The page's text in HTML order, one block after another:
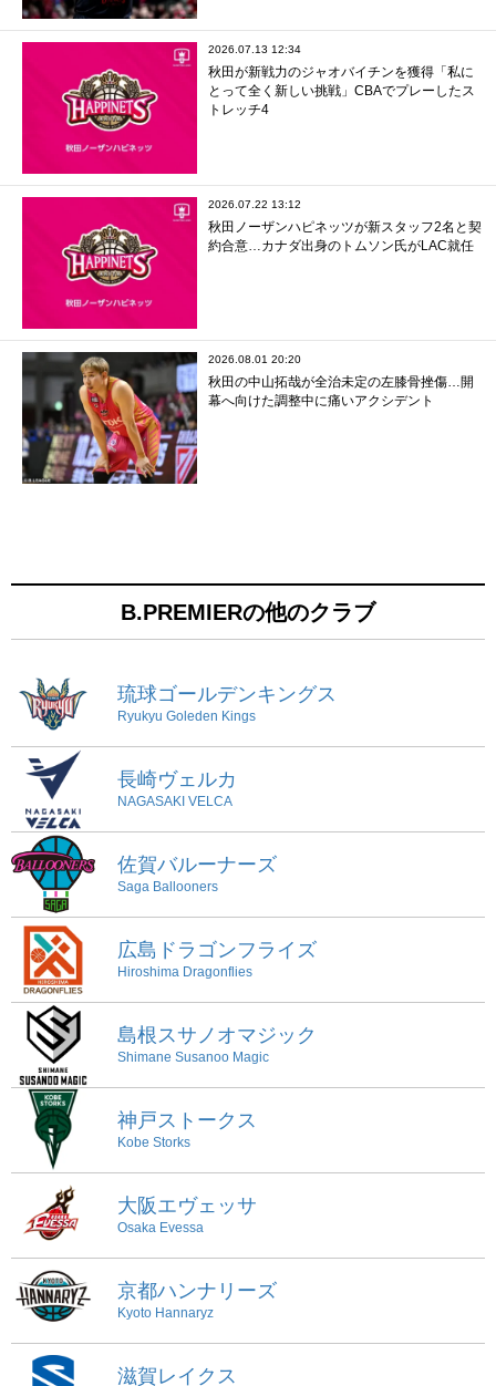
2026.07.13 12:34
秋田が新戦力のジャオバイチンを獲得「私に
とって全く新しい挑戦」CBAでプレーしたス
トレッチ4
2026.07.22 13:12
秋田ノーザンハピネッツが新スタッフ2名と契
約合意…カナダ出身のトムソン氏がLAC就任
2026.08.01 20:20
秋田の中山拓哉が全治未定の左膝骨挫傷…開
幕へ向けた調整中に痛いアクシデント
B.PREMIERの他のクラブ
琉球ゴールデンキングス
Ryukyu Goleden Kings
長崎ヴェルカ
NAGASAKI VELCA
佐賀バルーナーズ
Saga Ballooners
広島ドラゴンフライズ
Hiroshima Dragonflies
島根スサノオマジック
Shimane Susanoo Magic
神戸ストークス
Kobe Storks
大阪エヴェッサ
Osaka Evessa
京都ハンナリーズ
Kyoto Hannaryz
滋賀レイクス